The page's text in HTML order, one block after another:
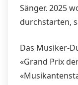
Sänger. 2025
durchstarten,
Das Musiker-
«Grand Prix